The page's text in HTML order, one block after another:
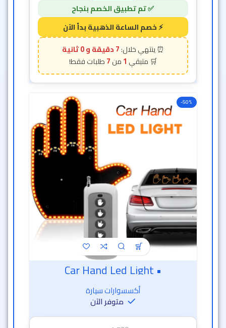
6 دقيقة و 58 ثانية
1
7
-50%
• Car Hand Led Light
أكسسوارات سيارة
متوفر الآن